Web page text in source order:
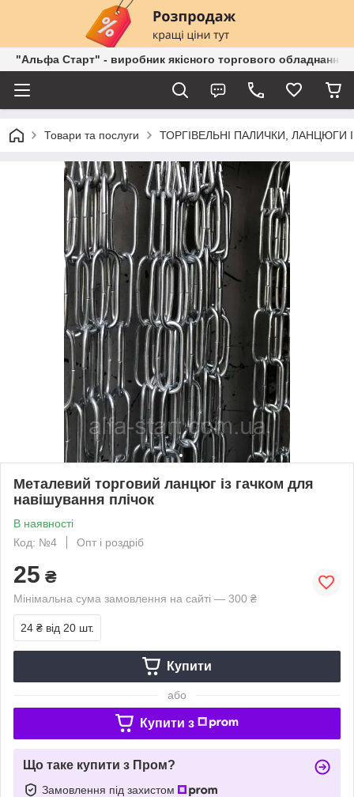
"Альфа Старт" - виробник якісного торгового обладнання
Товари та послуги ТОРГІВЕЛЬНІ ПАЛИЧКИ, ЛАНЦЮГИ
Металевий торговий ланцюг із гачком для
навішування плічок
В наявності
Код: №4
Опт і роздріб
25 ₴
Мінімальна сума замовлення на сайті — 300 ₴
24 ₴ від 20 шт.
Купити
або
Купити з
Що таке купити з Пром?
Замовлення під захистом